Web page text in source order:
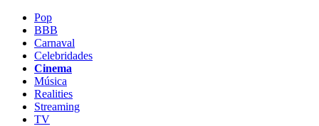
Pop
BBB
Carnaval
Celebridades
Cinema
Música
Realities
Streaming
TV